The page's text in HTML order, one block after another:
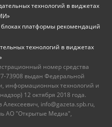
технологий в виджетах
платформы рекомендаций
технологий в виджетах
номер средства
73908 выдан Федеральной
информационных технологий и
12 октября 2018 года.
info@gazeta.spb.ru,
АО "Открытые Медиа",